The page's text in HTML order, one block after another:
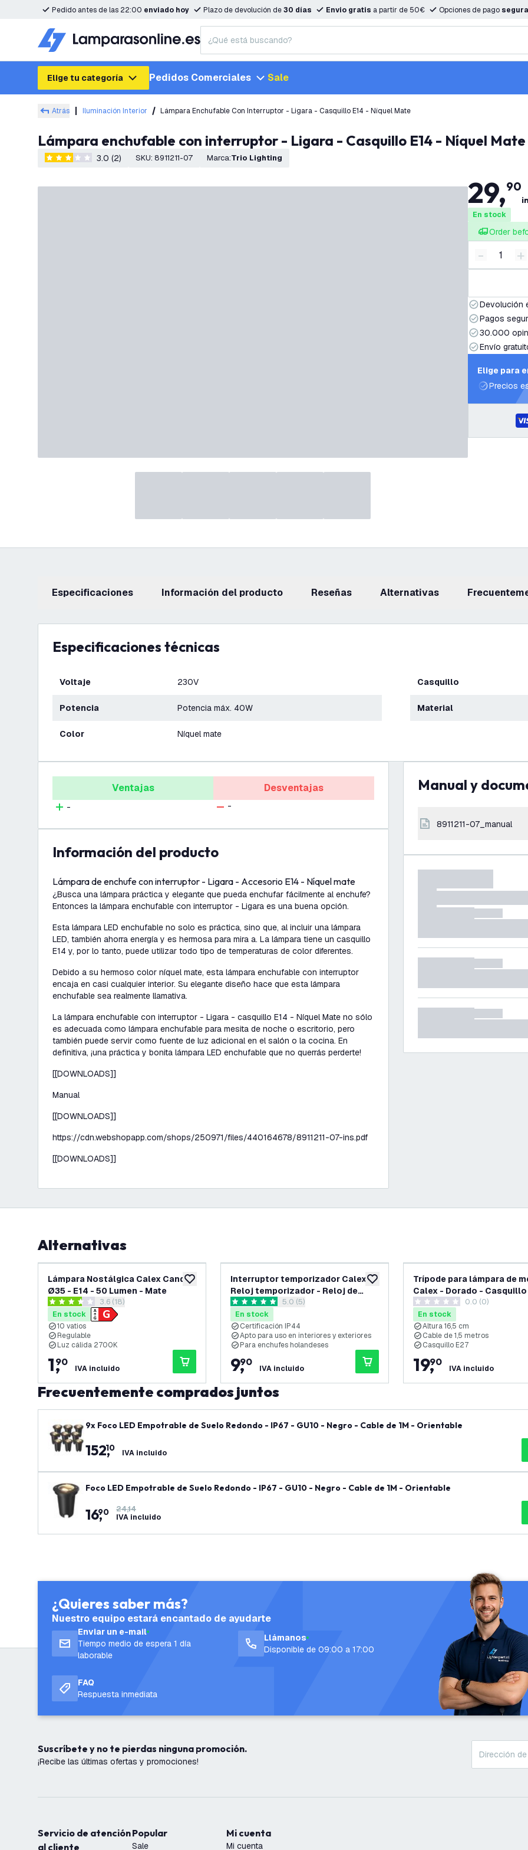
Pedido antes de las 22:00 enviado hoy Plazo de devolución de30 días Envio gratis a partir de 50€ Opciones de pago
Elige tu categoría Pedidos Comerciales Sale
Atrás Iluminación Interior Lámpara Enchufable Con Interruptor - Ligara - Casquillo E14 - Níquel Mate
Lámpara enchufable con interruptor - Ligara - Casquillo E14 - Níquel Mate
3 estrellas de puntuación
3.0 (2) SKU: 8911211-07 Marca: Trio Lighting
29,90
En stock
Order
Disminuir
- +
Devolución
Pagos
30.000
Envío
Elige para
Precios
Especificaciones información del producto reseñas Alternativas
Especificaciones técnicas
Voltaje 230V
Potencia Potencia máx. 40W
Color Níquel mate
Casquillo
Material
Ventajas
-
Desventajas
-
información del producto
Lámpara de enchufe con interruptor - Ligara - Accesorio E14 - Níquel mate
¿Busca una lámpara práctica y elegante que pueda enchufar fácilmente al enchufe?
Entonces la lámpara enchufable con interruptor - Ligara es una buena opción.
Esta lámpara LED enchufable no solo es práctica, sino que, al incluir una lámpara
LED, también ahorra energía y es hermosa para mira a. La lámpara tiene un casquillo
E14 y, por lo tanto, puede utilizar todo tipo de temperaturas de color diferentes.
Debido a su hermoso color níquel mate, esta lámpara enchufable con interruptor
encaja en casi cualquier interior. Su elegante diseño hace que esta lámpara
enchufable sea realmente llamativa.
La lámpara enchufable con interruptor - Ligara - casquillo E14 - Níquel Mate no sólo
es adecuada como lámpara enchufable para mesita de noche o escritorio, pero
también puede servir como fuente de luz adicional en el salón o la cocina. En
definitiva, ¡una práctica y bonita lámpara LED enchufable que no querrás perderte!
[[DOWNLOADS]]
Manual
[[DOWNLOADS]]
https://cdn.webshopapp.com/shops/250971/files/440164678/8911211-07-ins.pdf
[[DOWNLOADS]]
Manual y
8911211-07_manual
Alternativas
añadir a lista de deseos
Lámpara Nostálgica Calex Candle
Ø35 - E14 - 50 Lumen - Mate
abrir el panel de reseñas
3.6 estrellas de puntuación
3.6 (18)
En stock
10 vatios
Regulable
Luz cálida 2700K
1,
90
IVA incluido
añadir a lista de deseos
Interruptor temporizador Calex -
Reloj temporizador - Reloj de
interruptor analógico - Enchufe
temporizador
abrir el panel de reseñas
5 estrellas de puntuación
5.0 (5)
En stock
Certificación IP44
Apto para uso en interiores y exteriores
Para enchufes holandeses
9,
90
IVA incluido
Trípode para lámpara de
Calex - Dorado - Casquillo
0 estrellas de puntuación
0.0 (0)
En stock
Altura 16,5 cm
Cable de 1,5 metros
Casquillo E27
19,
90
IVA incluido
Frecuentemente comprados juntos
9x Foco LED Empotrable de Suelo Redondo - IP67 - GU10 - Negro - Cable de 1M - Orientable
152,
10 IVA incluido
Foco LED Empotrable de Suelo Redondo - IP67 - GU10 - Negro - Cable de 1M - Orientable
16,
90
24,14
IVA incluido
¿Quieres saber más?
Nuestro equipo estará encantado de ayudarte
Enviar un e-mail
Tiempo medio de espera 1 día
laborable
Llámanos
Disponible de 09:00 a 17:00
FAQ
Respuesta inmediata
Suscríbete y no te pierdas ninguna promoción.
¡Recibe las últimas ofertas y promociones!
Servicio de atención
al cliente
Popular
Sale
Mi cuenta
Mi cuenta